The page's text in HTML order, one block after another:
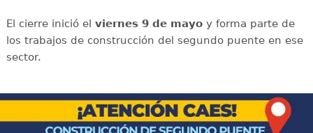
El cierre inició el viernes 9 de mayoy forma parte de
los trabajos de construcción del segundo puente en ese
sector.